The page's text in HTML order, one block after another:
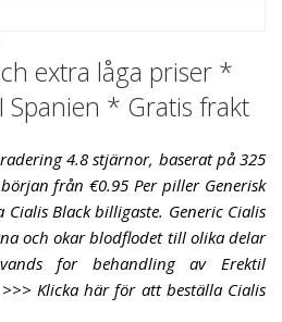
extra låga priser *
Spanien * Gratis frakt
4.8 stjärnor, baserat på 325
från €0.95 Per piller Generisk
Cialis Black billigaste. Generic Cialis
och okar blodflodet till olika delar
for behandling av Erektil
Klicka här för att beställa Cialis